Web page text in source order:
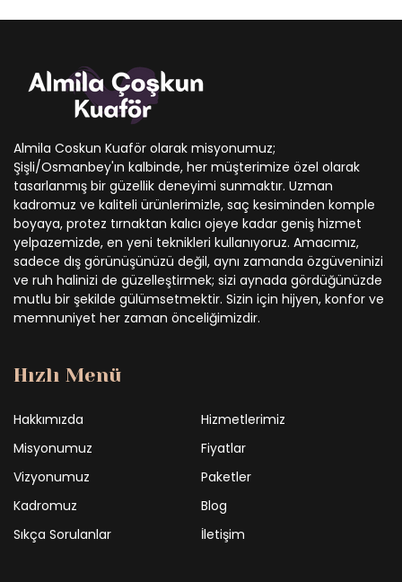
Almila Coskun Kuaför olarak misyonumuz;
Şişli/Osmanbey'ın kalbinde, her müşterimize özel olarak
tasarlanmış bir güzellik deneyimi sunmaktır. Uzman
kadromuz ve kaliteli ürünlerimizle, saç kesiminden komple
boyaya, protez tırnaktan kalıcı ojeye kadar geniş hizmet
yelpazemizde, en yeni teknikleri kullanıyoruz. Amacımız,
sadece dış görünüşünüzü değil, aynı zamanda özgüveninizi
ve ruh halinizi de güzelleştirmek; sizi aynada gördüğünüzde
mutlu bir şekilde gülümsetmektir. Sizin için hijyen, konfor ve
memnuniyet her zaman önceliğimizdir.
Hızlı Menü
Hakkımızda
Hizmetlerimiz
Misyonumuz
Fiyatlar
Vizyonumuz
Paketler
Kadromuz
Blog
Sıkça Sorulanlar
İletişim